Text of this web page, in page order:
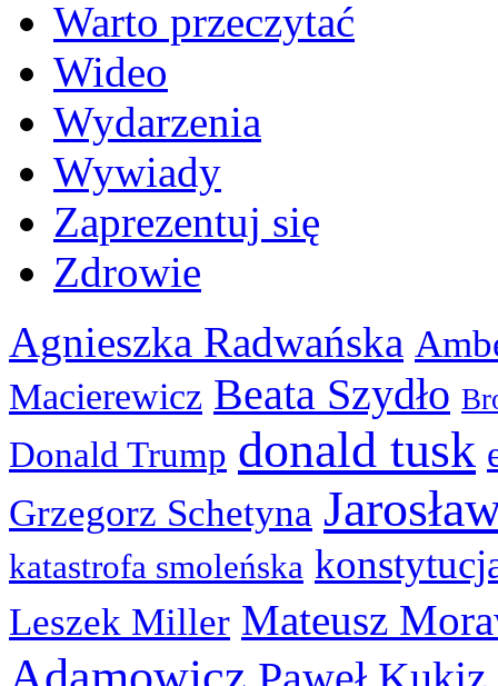
Warto przeczytać
Wideo
Wydarzenia
Wywiady
Zaprezentuj się
Zdrowie
Agnieszka Radwańska
Macierewicz Beata Szydło
Donald Trump donald tusk
Grzegorz Schetyna
katastrofa smoleńska
Leszek Miller Mateusz